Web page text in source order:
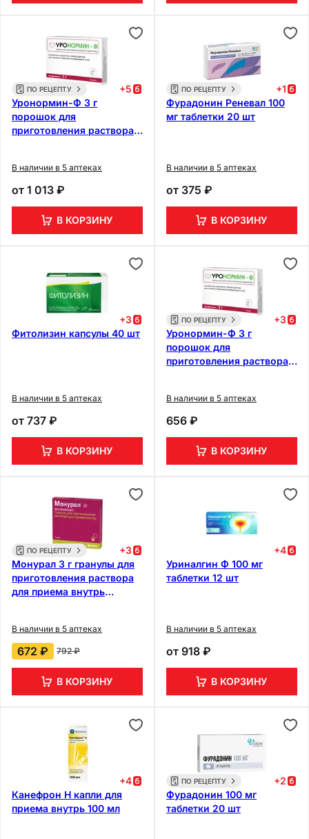
ПО РЕЦЕПТУ +5
Уронормин-Ф 3 г
порошок для
приготовления раствора
В наличии в 5 аптеках
от 1 013 ₽
В КОРЗИНУ
ПО РЕЦЕПТУ +1
Фурадонин Реневал 100
мг таблетки 20 шт
В наличии в 5 аптеках
от 375 ₽
В КОРЗИНУ
+3
Фитолизин капсулы 40 шт
В наличии в 5 аптеках
от 737 ₽
В КОРЗИНУ
ПО РЕЦЕПТУ +3
Уронормин-Ф 3 г
порошок для
приготовления раствора
В наличии в 5 аптеках
656 ₽
В КОРЗИНУ
ПО РЕЦЕПТУ +3
Монурал 3 г гранулы для
приготовления раствора
для приема внутрь
В наличии в 5 аптеках
672 ₽ 792 ₽
В КОРЗИНУ
+4
Уриналгин Ф 100 мг
таблетки 12 шт
В наличии в 5 аптеках
от 918 ₽
В КОРЗИНУ
+4
Канефрон Н капли для
приема внутрь 100 мл
ПО РЕЦЕПТУ +2
Фурадонин 100 мг
таблетки 20 шт